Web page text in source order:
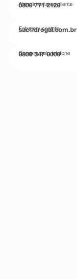
Atendimento ao cliente
0800 771 2120
Entre em contato
sac@drogal.com.br
Compre pelo telefone
0800 347 0000